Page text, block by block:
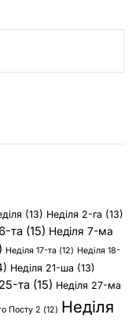
(13) Неділя 2-га (13)
та (15) Неділя 7-ма
Неділя 17-та (12) Неділя 18-
Неділя 21-ша (13)
та (15) Неділя 27-ма
Посту 2 (12) Неділя